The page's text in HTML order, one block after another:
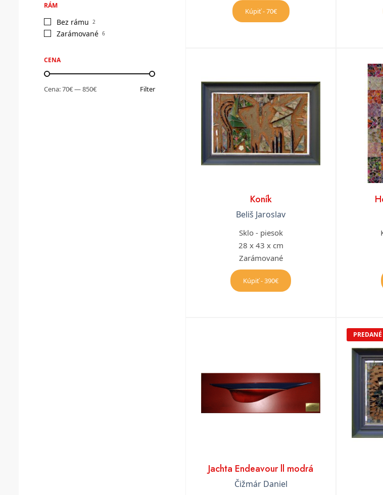
RÁM
Bez rámu 2
Zarámované 6
CENA
Filter
Cena:70€—850€
Kúpiť - 70€
Koník
Beliš Jaroslav
Sklo - piesok
28 x 43 x cm
Zarámované
Kúpiť - 390€
Jachta Endeavour ll modrá
Čižmár Daniel
PREDANÉ